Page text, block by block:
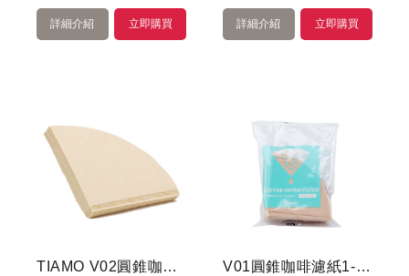
立即購買
詳細介紹 立即購買
詳細介紹
TIAMO V02圓錐咖啡濾紙1-4人 40入(無漂白) 日本進口 V01圓錐咖啡濾紙1-2人 100入 (無漂白)(袋裝)